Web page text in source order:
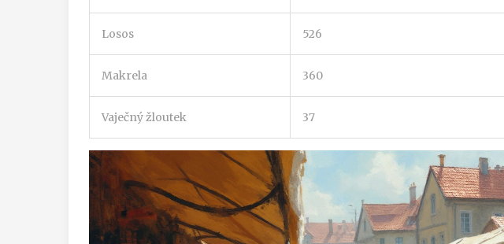
Losos 526
Makrela 360
Vaječný žloutek 37